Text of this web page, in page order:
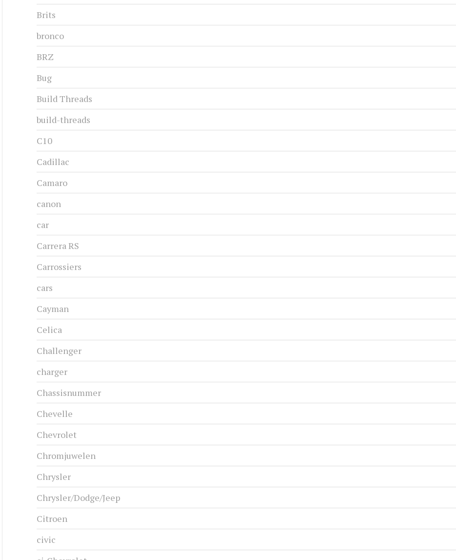
Brits
bronco
BRZ
Bug
Build Threads
build-threads
C10
Cadillac
Camaro
canon
car
Carrera RS
Carrossiers
cars
Cayman
Celica
Challenger
charger
Chassisnummer
Chevelle
Chevrolet
Chromjuwelen
Chrysler
Chrysler/Dodge/Jeep
Citroen
civic